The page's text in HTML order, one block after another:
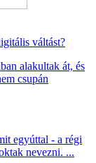
váltást?
alakultak át, és
csupán
egyúttal - a régi
nevezni. ...